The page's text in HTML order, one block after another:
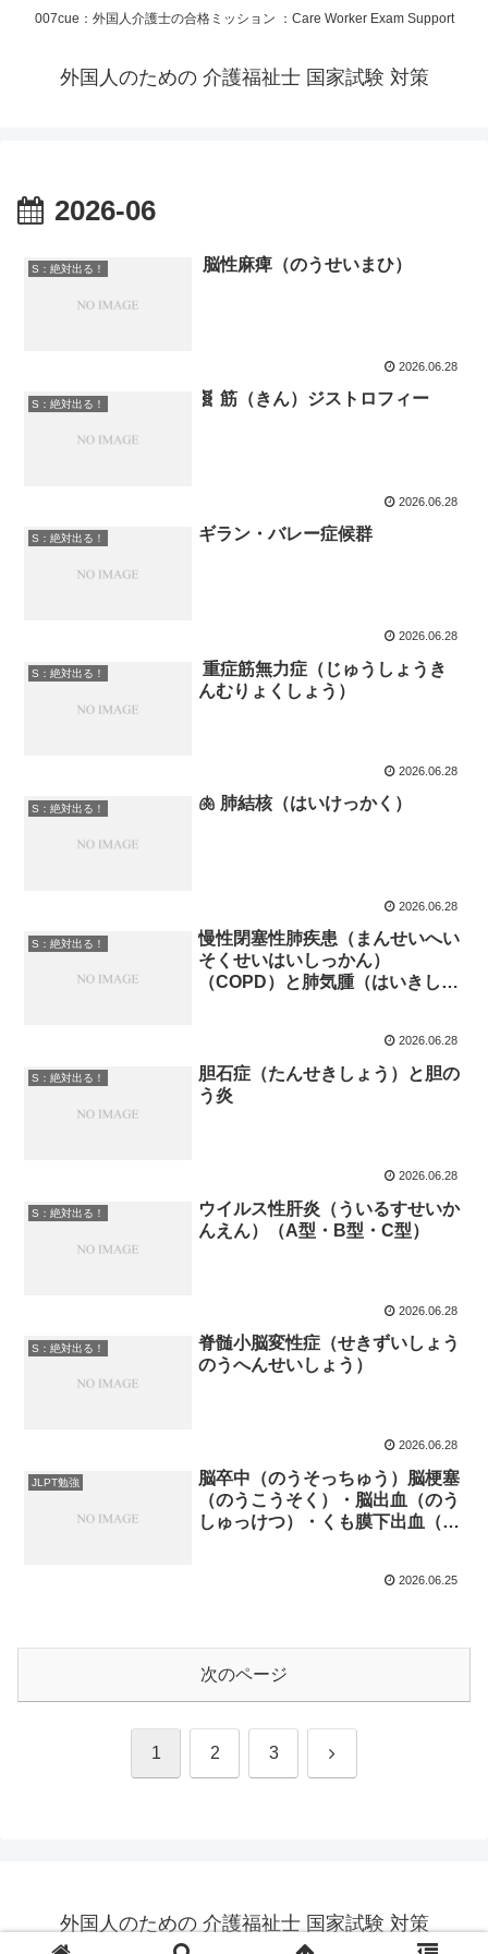
007cue：外国人介護士の合格ミッション ：Care Worker Exam Support
外国人のための 介護福祉士 国家試験 対策
2026-06
S：絶対出る！ 脳性麻痺（のうせいまひ）
2026.06.28
S：絶対出る！ 🧬 筋（きん）ジストロフィー
2026.06.28
S：絶対出る！ ギラン・バレー症候群
2026.06.28
S：絶対出る！
重症筋無力症（じゅうしょうき
んむりょくしょう）
2026.06.28
S：絶対出る！ 🫁 肺結核（はいけっかく）
2026.06.28
S：絶対出る！
慢性閉塞性肺疾患（まんせいへい
そくせいはいしっかん）
（COPD）と肺気腫（はいきし
2026.06.28
S：絶対出る！
胆石症（たんせきしょう）と胆の
う炎
2026.06.28
S：絶対出る！
ウイルス性肝炎（ういるすせいか
んえん）（A型・B型・C型）
2026.06.28
S：絶対出る！
脊髄小脳変性症（せきずいしょう
のうへんせいしょう）
2026.06.28
JLPT勉強
脳卒中（のうそっちゅう）脳梗塞
（のうこうそく）・脳出血（のう
しゅっけつ）・くも膜下出血（ま
2026.06.25
次のページ
1 2 3 次
外国人のための 介護福祉士 国家試験 対策